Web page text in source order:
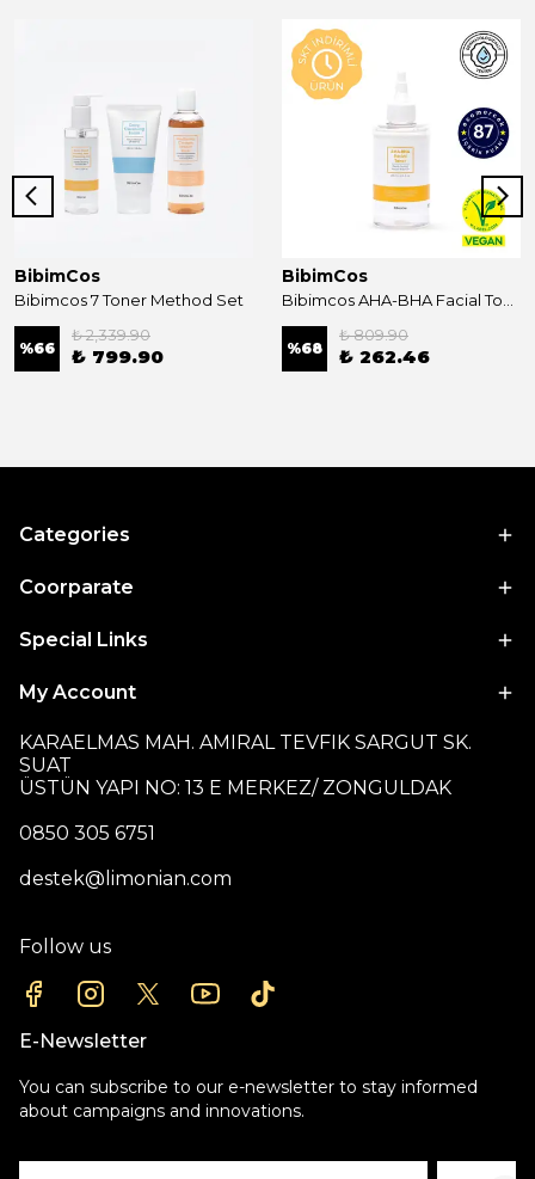
BibimCos
Bibimcos 7 Toner Method Set
%66
₺ 2,339.90
₺ 799.90
BibimCos
%68
₺ 809.90
₺ 262.46
Categories
Coorparate
Special Links
My Account
KARAELMAS MAH. AMIRAL TEVFIK SARGUT SK.
SUAT
ÜSTÜN YAPI NO: 13 E MERKEZ/ ZONGULDAK
0850 305 6751
destek@limonian.com
Follow us
E-Newsletter
You can subscribe to our e-newsletter to stay informed
about campaigns and innovations.